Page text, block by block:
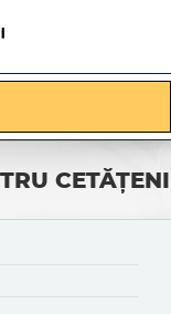
CETĂȚENI